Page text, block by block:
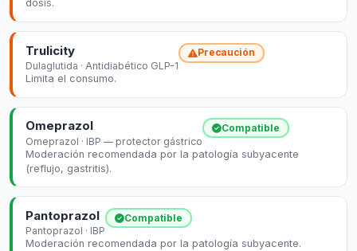
dosis.
Trulicity
Dulaglutida · Antidiabético GLP-1
Precaución
Limita el consumo.
Omeprazol
Omeprazol · IBP — protector gástrico
Compatible
Moderación recomendada por la patología subyacente
(reflujo, gastritis).
Pantoprazol
Pantoprazol · IBP
Compatible
Moderación recomendada por la patología subyacente.